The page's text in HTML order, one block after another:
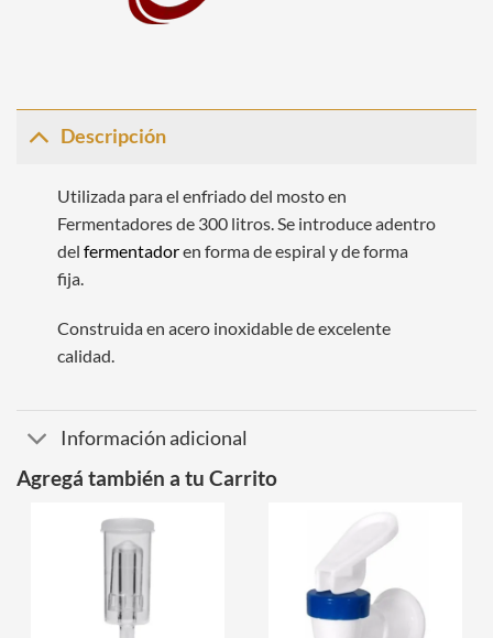
Descripción
Utilizada para el enfriado del mosto en
Fermentadores de 300 litros. Se introduce adentro
del fermentadoren forma de espiral y de forma
fija.
Construida en acero inoxidable de excelente
calidad.
Información adicional
Agregá también a tu Carrito